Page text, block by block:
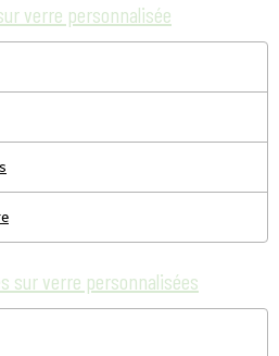
verre personnalisée
sur verre personnalisées